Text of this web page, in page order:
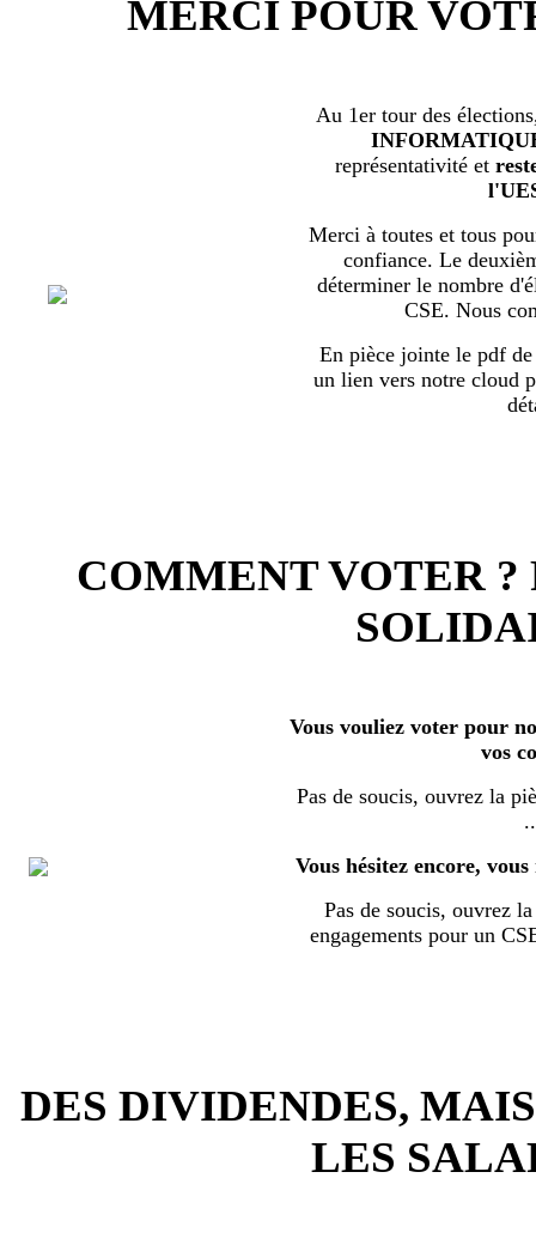
MERCI POUR
Au 1er tour des
représentativité et
Merci à toutes et tous
confiance. Le
déterminer le nombre
CSE. Nous
En pièce jointe le pdf de
un lien vers notre cloud
COMMENT VOTER ?
Vous vouliez voter pour
vos
Pas de soucis, ouvrez la
Vous hésitez encore,
Pas de soucis, ouvrez
engagements pour un
DES DIVIDENDES,
LES